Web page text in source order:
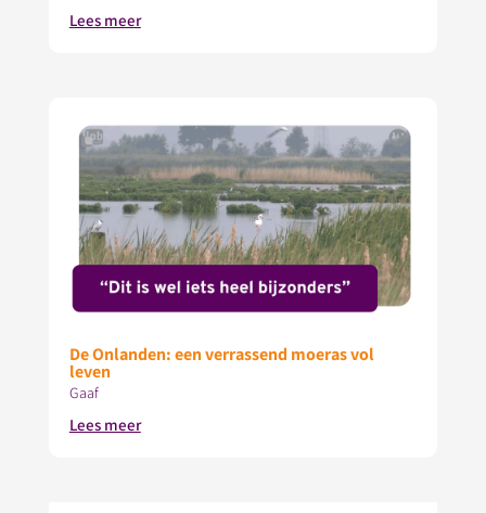
Lees meer
De Onlanden: een verrassend moeras vol
leven
Gaaf
Lees meer